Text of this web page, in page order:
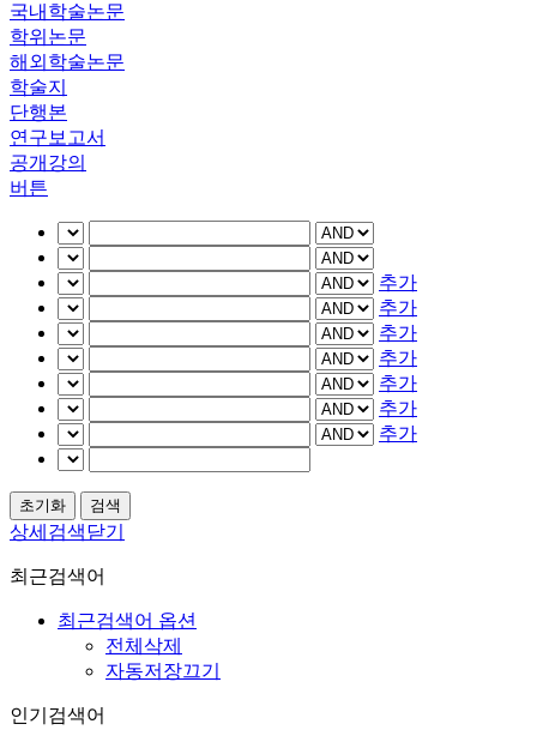
국내학술논문
학위논문
해외학술논문
학술지
단행본
연구보고서
공개강의
버튼
추가
추가
추가
추가
추가
추가
추가
상세검색닫기
최근검색어
최근검색어 옵션
전체삭제
자동저장끄기
인기검색어